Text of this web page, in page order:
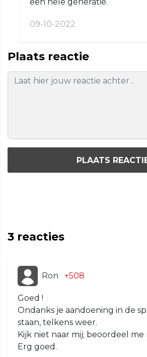
09-10-2022
Plaats reactie
PLAATS
3 reacties
Ron +508
Goed !
Ondanks je aandoening in de
staan, telkens weer.
Kijk niet naar mij; beoordeel me
Erg goed.